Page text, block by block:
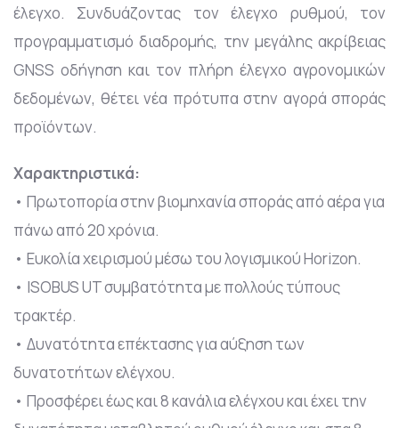
έλεγχο. Συνδυάζοντας τον έλεγχο ρυθμού, τον
προγραμματισμό διαδρομής, την μεγάλης ακρίβειας
GNSS οδήγηση και τον πλήρη έλεγχο αγρονομικών
δεδομένων, θέτει νέα πρότυπα στην αγορά σποράς
προϊόντων.
Χαρακτηριστικά:
• Πρωτοπορία στην βιομηχανία σποράς από αέρα για
πάνω από 20 χρόνια.
• Ευκολία χειρισμού μέσω του λογισμικού Horizon.
• ISOBUS UT συμβατότητα με πολλούς τύπους
τρακτέρ.
• Δυνατότητα επέκτασης για αύξηση των
δυνατοτήτων ελέγχου.
• Προσφέρει έως και 8 κανάλια ελέγχου και έχει την